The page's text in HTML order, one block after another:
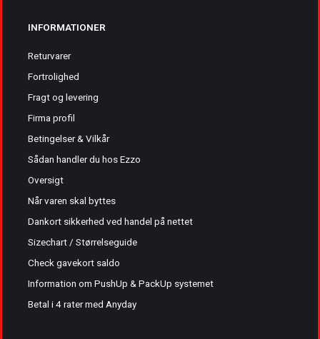
INFORMATIONER
Returvarer
Fortrolighed
Fragt og levering
Firma profil
Betingelser & Vilkår
Sådan handler du hos Ezzo
Oversigt
Når varen skal byttes
Dankort sikkerhed ved handel på nettet
Sizechart / Størrelseguide
Check gavekort saldo
Information om PushUp & PackUp systemet
Betal i 4 rater med Anyday